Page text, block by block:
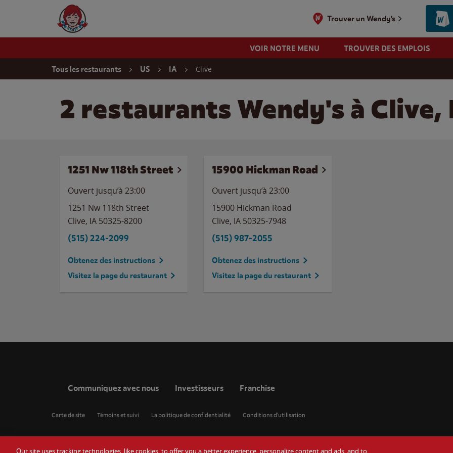
Wendy's Website Home
Trouver un Wendy's
VOIR NOTRE MENU TROUVER DES EMPLOIS
Return to NavTous les restaurants US IA Clive
2 restaurants Wendy's à Clive,
1251 Nw 118th Street
Ouvert jusqu’à 23:00
1251 Nw 118th Street
Clive, IA 50325-8200
(515) 224-2099
Obtenez des instructions
Visitez la page du restaurant
15900 Hickman Road
Ouvert jusqu’à 23:00
15900 Hickman Road
Clive, IA 50325-7948
(515) 987-2055
Obtenez des instructions
Visitez la page du restaurant
Communiquez avec nous Investisseurs Franchise
Carte de site Témoins et suivi La politique de confidentialité Conditions d'utilisation
Our site uses tracking technologies, like cookies, to offer you a better experience, personalize content and ads, and to